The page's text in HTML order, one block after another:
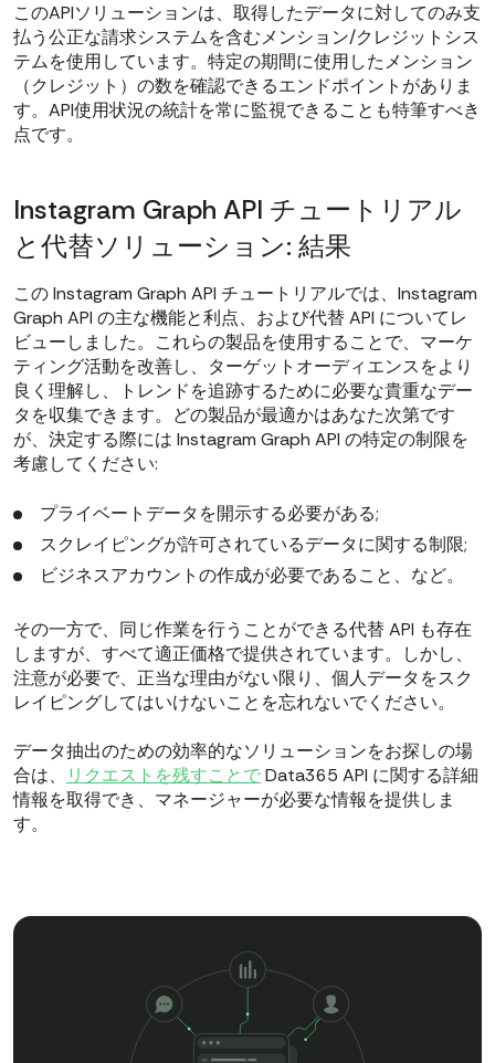
このAPIソリューションは、取得したデータに対してのみ支
払う公正な請求システムを含むメンション/クレジットシス
テムを使用しています。特定の期間に使用したメンション
（クレジット）の数を確認できるエンドポイントがありま
す。API使用状況の統計を常に監視できることも特筆すべき
点です。
Instagram Graph API チュートリアル
と代替ソリューション: 結果
この Instagram Graph API チュートリアルでは、Instagram
Graph API の主な機能と利点、および代替 API についてレ
ビューしました。これらの製品を使用することで、マーケ
ティング活動を改善し、ターゲットオーディエンスをより
良く理解し、トレンドを追跡するために必要な貴重なデー
タを収集できます。どの製品が最適かはあなた次第です
が、決定する際には Instagram Graph API の特定の制限を
考慮してください:
プライベートデータを開示する必要がある;
スクレイピングが許可されているデータに関する制限;
ビジネスアカウントの作成が必要であること、など。
その一方で、同じ作業を行うことができる代替 API も存在
しますが、すべて適正価格で提供されています。しかし、
注意が必要で、正当な理由がない限り、個人データをスク
レイピングしてはいけないことを忘れないでください。
データ抽出のための効率的なソリューションをお探しの場
合は、
リクエストを残すことでData365 API に関する詳細
情報を取得でき、マネージャーが必要な情報を提供しま
す。